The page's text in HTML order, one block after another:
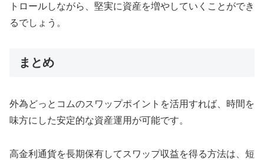
トロールしながら、堅実に資産を増やしていくことができ
るでしょう。
まとめ
外為どっとコムのスワップポイントを活用すれば、時間を
味方にした安定的な資産運用が可能です。
高金利通貨を長期保有してスワップ収益を得る方法は、短